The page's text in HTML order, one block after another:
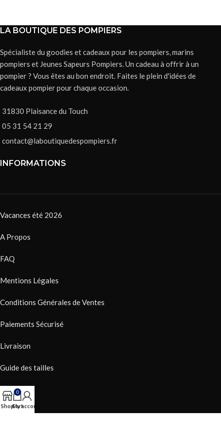
LA BOUTIQUE DES POMPIERS
Spécialiste du goodies et cadeaux pour les pompiers, marins
pompiers et Jeunes Sapeurs Pompiers. Un cadeau à offrir à un
pompier ? Vous êtes au bon endroit. Faites le plein d'idées de
cadeaux pompier pour chaque occasion.
31830 Plaisance du Touch
05 31 54 21 29
contact@laboutiquedespompiers.fr
INFORMATIONS
Vacances été 2026
A Propos
FAQ
Mentions Légales
Conditions Générales de Ventes
Paiements Sécurisé
Livraison
Guide des tailles
RGPD
Shop
0
Cart
My account